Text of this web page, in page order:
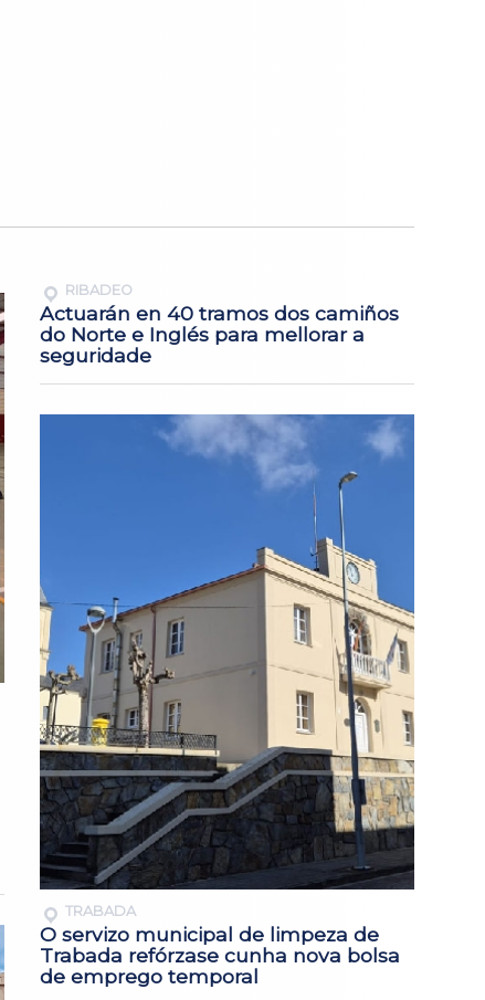
RIBADEO
Actuarán en 40 tramos dos camiños
do Norte e Inglés para mellorar a
seguridade
TRABADA
O servizo municipal de limpeza de
Trabada refórzase cunha nova bolsa
de emprego temporal